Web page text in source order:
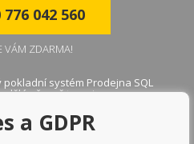
776 042 560
VÁM ZDARMA!
pokladní systém Prodejna SQL
dělá přesně to co jsem
a GDPR